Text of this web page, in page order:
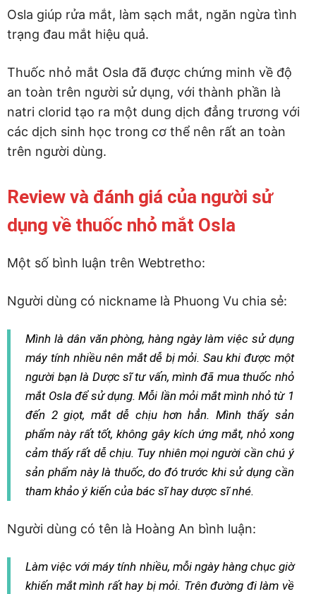
Osla giúp rửa mắt, làm sạch mắt, ngăn ngừa tình
trạng đau mắt hiệu quả.
Thuốc nhỏ mắt Osla đã được chứng minh về độ
an toàn trên người sử dụng, với thành phần là
natri clorid tạo ra một dung dịch đẳng trương với
các dịch sinh học trong cơ thể nên rất an toàn
trên người dùng.
Review và đánh giá của người sử
dụng về thuốc nhỏ mắt Osla
Một số bình luận trên Webtretho:
Người dùng có nickname là Phuong Vu chia sẻ:
Mình là dân văn phòng, hàng ngày làm việc sử dụng
máy tính nhiều nên mắt dễ bị mỏi. Sau khi được một
người bạn là Dược sĩ tư vấn, mình đã mua thuốc nhỏ
mắt Osla để sử dụng. Mỗi lần mỏi mắt mình nhỏ từ 1
đến 2 giọt, mắt dễ chịu hơn hẳn. Mình thấy sản
phẩm này rất tốt, không gây kích ứng mắt, nhỏ xong
cảm thấy rất dễ chịu. Tuy nhiên mọi người cần chú ý
sản phẩm này là thuốc, do đó trước khi sử dụng cần
tham khảo ý kiến của bác sĩ hay dược sĩ nhé.
Người dùng có tên là Hoàng An bình luận:
Làm việc với máy tính nhiều, mỗi ngày hàng chục giờ
khiến mắt mình rất hay bị mỏi. Trên đường đi làm về